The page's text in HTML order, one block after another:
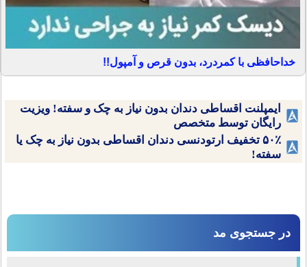
خداحافظی با کمردرد، بدون قرص و آمپول!!
ایمپلنت اقساطی دندان بدون نیاز به چک و سفته! ویزیت
رایگان توسط متخصص
۵۰٪ تخفیف ارتودنسی دندان اقساطی بدون نیاز به چک یا
سفته!
در جستجوی مد